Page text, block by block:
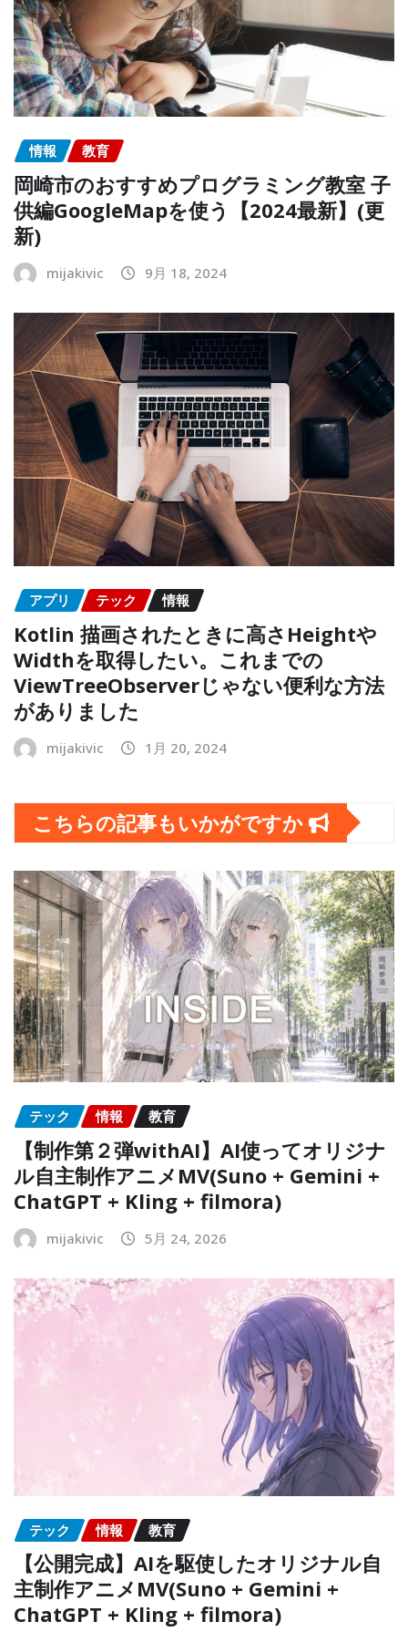
情報 教育
岡崎市のおすすめプログラミング教室 子
供編GoogleMapを使う【2024最新】(更
新)
mijakivic 9月 18, 2024
アプリ テック 情報
Kotlin 描画されたときに高さHeightや
Widthを取得したい。これまでの
ViewTreeObserverじゃない便利な方法
がありました
mijakivic 1月 20, 2024
こちらの記事もいかがですか
テック 情報 教育
【制作第２弾withAI】AI使ってオリジナ
ル自主制作アニメMV(Suno + Gemini +
ChatGPT + Kling + filmora)
mijakivic 5月 24, 2026
テック 情報 教育
【公開完成】AIを駆使したオリジナル自
主制作アニメMV(Suno + Gemini +
ChatGPT + Kling + filmora)